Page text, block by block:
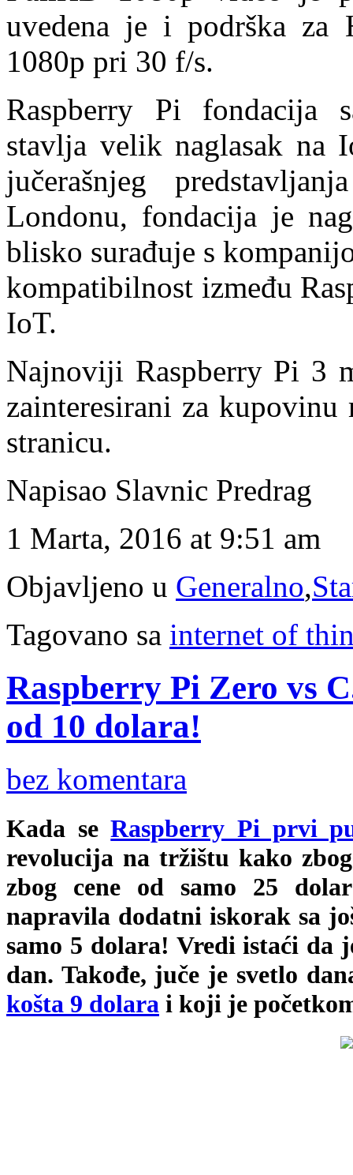
uvedena je i podrška za
1080p pri 30 f/s.
Raspberry Pi fondacija
stavlja velik naglasak na
jučerašnjeg
Londonu, fondacija je
blisko surađuje s
kompatibilnost između
IoT.
Najnoviji Raspberry Pi 3
zainteresirani za
stranicu.
Napisao Slavnic Predrag
1 Marta, 2016 at 9:51 am
Objavljeno u Generalno,
Tagovano sa internet of
Raspberry Pi Zero vs
od 10 dolara!
bez komentara
Kada seRaspberry Pi prvi
revolucija na tržištu kako
zbog cene od samo 25
napravila dodatni iskorak sa
samo 5 dolara! Vredi istaći da
dan. Takođe, juče je svetlo
košta 9 dolara i koji je